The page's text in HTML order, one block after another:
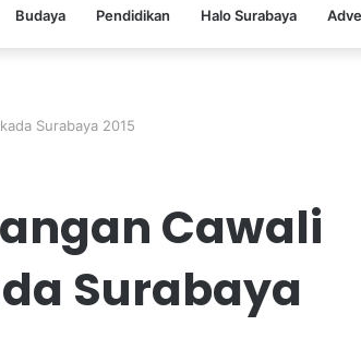
Budaya Pendidikan Halo Surabaya
Surabaya 2015
Cawali
Surabaya